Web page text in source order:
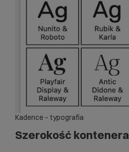
Kadence – typografia
Szerokość kontenera